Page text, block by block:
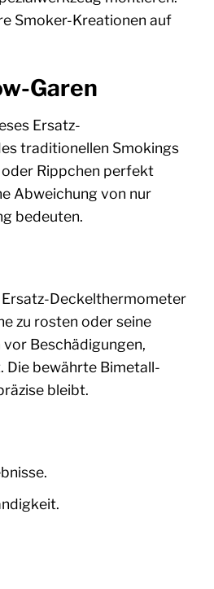
Smoker-Kreationen auf
Garen
Ersatz-
traditionellen Smokings
Rippchen perfekt
Abweichung von nur
bedeuten.
Deckelthermometer
zu rosten oder seine
Beschädigungen,
Die bewährte Bimetall-
bleibt.